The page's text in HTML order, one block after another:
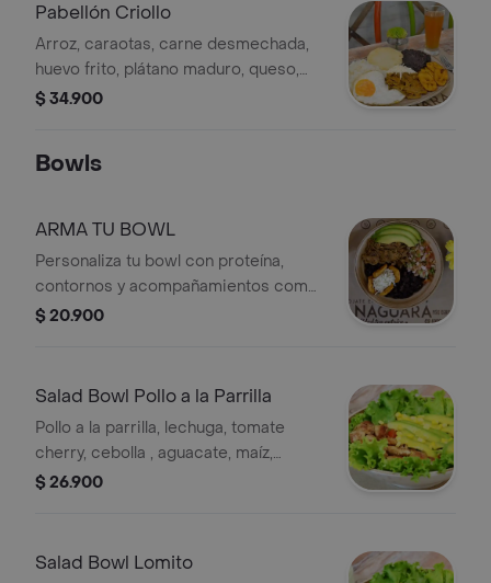
Pabellón Criollo
Arroz, caraotas, carne desmechada,
huevo frito, plátano maduro, queso,
arepa.
$ 34.900
Bowls
ARMA TU BOWL
Personaliza tu bowl con proteína,
contornos y acompañamientos como
aguacate, pico de gallo, frijoles
$ 20.900
Salad Bowl Pollo a la Parrilla
Pollo a la parrilla, lechuga, tomate
cherry, cebolla , aguacate, maíz,
aderezo miel mostaza incluye bebida,
$ 26.900
Salad Bowl Lomito